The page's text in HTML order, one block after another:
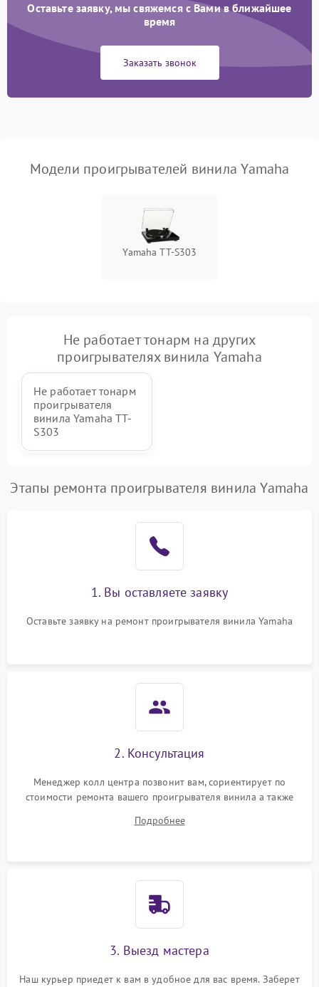
Оставьте заявку, мы свяжемся с Вами в ближайшее
время
Заказать звонок
Модели проигрывателей винила Yamaha
Yamaha TT-S303
Не работает тонарм на других
проигрывателях винила Yamaha
Не работает тонарм
проигрывателя
винила Yamaha TT-
S303
Этапы ремонта проигрывателя винила Yamaha
1. Вы оставляете заявку
Оставьте заявку на ремонт проигрывателя винила Yamaha
2. Консультация
Менеджер колл центра позвонит вам, сориентирует по
стоимости ремонта вашего проигрывателя винила а также
Подробнее
3. Выезд мастера
Наш курьер приедет к вам в удобное для вас время. Заберет